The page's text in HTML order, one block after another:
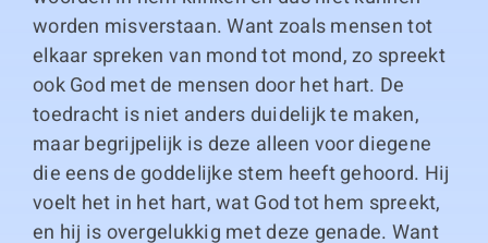
worden misverstaan. Want zoals mensen tot
elkaar spreken van mond tot mond, zo spreekt
ook God met de mensen door het hart. De
toedracht is niet anders duidelijk te maken,
maar begrijpelijk is deze alleen voor diegene
die eens de goddelijke stem heeft gehoord. Hij
voelt het in het hart, wat God tot hem spreekt,
en hij is overgelukkig met deze genade. Want